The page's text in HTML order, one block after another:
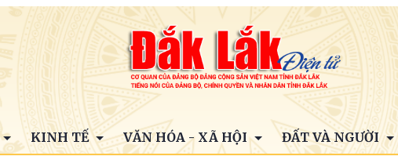
KINH TẾ VĂN HÓA - XÃ HỘI ĐẤT VÀ NGƯỜI